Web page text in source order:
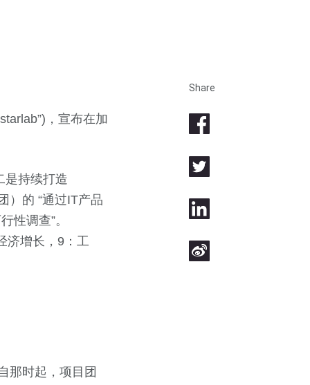
Share
，宣布在加
是持续打造
）的 “通过IT产品
性调查”。
济增长，9：工
那时起，项目团